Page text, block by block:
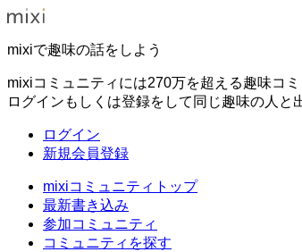
mixiで趣味の話をしよう
mixiコミュニティには270万を超える趣味コ
ログインもしくは登録をして同じ趣味の人と
ログイン
新規会員登録
mixiコミュニティトップ
最新書き込み
参加コミュニティ
コミュニティを探す